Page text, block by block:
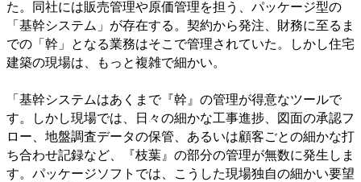
た。同社には販売管理や原価管理を担う、パッケージ型の
「基幹システム」が存在する。契約から発注、財務に至るま
での「幹」となる業務はそこで管理されていた。しかし住宅
建築の現場は、もっと複雑で細かい。
「基幹システムはあくまで『幹』の管理が得意なツールで
す。しかし現場では、日々の細かな工事進捗、図面の承認フ
ロー、地盤調査データの保管、あるいは顧客ごとの細かな打
ち合わせ記録など、『枝葉』の部分の管理が無数に発生しま
す。パッケージソフトでは、こうした現場独自の細かい要望